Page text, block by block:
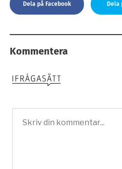
Dela på Facebook Dela
Kommentera